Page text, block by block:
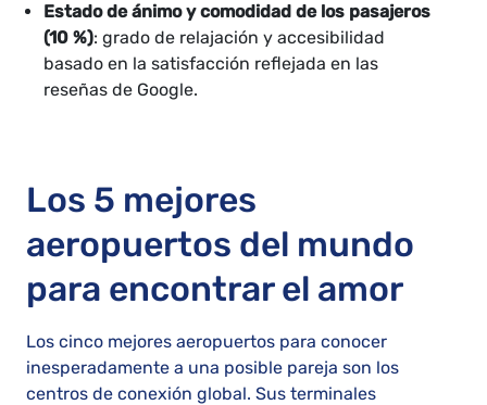
Estado de ánimo y comodidad de los pasajeros
(10 %): grado de relajación y accesibilidad
basado en la satisfacción reflejada en las
reseñas de Google.
Los 5 mejores
aeropuertos del mundo
para encontrar el amor
Los cinco mejores aeropuertos para conocer
inesperadamente a una posible pareja son los
centros de conexión global. Sus terminales